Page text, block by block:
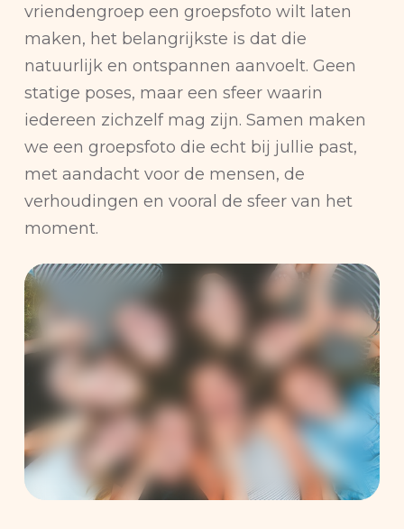
vriendengroep een groepsfoto wilt laten
maken, het belangrijkste is dat die
natuurlijk en ontspannen aanvoelt. Geen
statige poses, maar een sfeer waarin
iedereen zichzelf mag zijn. Samen maken
we een groepsfoto die echt bij jullie past,
met aandacht voor de mensen, de
verhoudingen en vooral de sfeer van het
moment.